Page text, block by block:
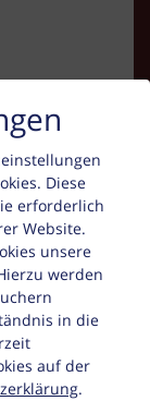
Diese
erforderlich
Website.
unsere
werden
in die
auf der
.